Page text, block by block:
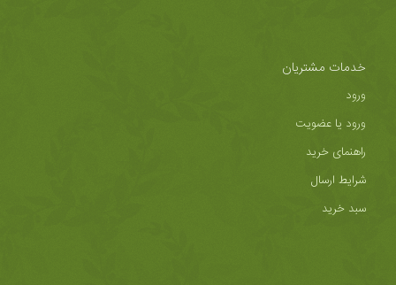
خدمات مشتریان
ورود
ورود یا عضویت
راهنمای خرید
شرایط ارسال
سبد خرید